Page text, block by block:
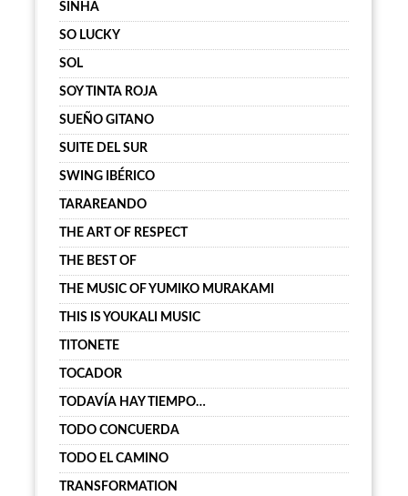
SINHÁ
SO LUCKY
SOL
SOY TINTA ROJA
SUEÑO GITANO
SUITE DEL SUR
SWING IBÉRICO
TARAREANDO
THE ART OF RESPECT
THE BEST OF
THE MUSIC OF YUMIKO MURAKAMI
THIS IS YOUKALI MUSIC
TITONETE
TOCADOR
TODAVÍA HAY TIEMPO…
TODO CONCUERDA
TODO EL CAMINO
TRANSFORMATION